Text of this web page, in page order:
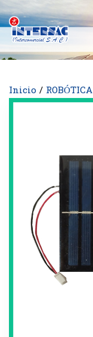
Inicio / ROBÓTICA